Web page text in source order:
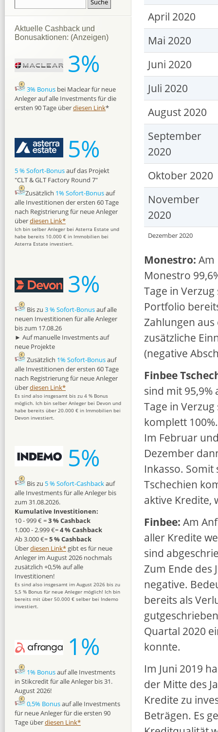
April 2020
Mai 2020
Juni 2020
Juli 2020
August 2020
September
2020
Oktober 2020
November
2020
Dezember 2020
Monestro: Am
Monestro
Tage in
Portfolio
Zahlungen
zusätzliche
(negative
Finbee
sind mit 95,9%
Tage in
komplett 100%.
Im Februar
Dezember
Inkasso.
Tschechien
aktive Kredite,
Finbee: Am
aller Kredite
sind
Zum Ende des
negative.
bereits als
Quartal 2020
konnte.
Im Juni 2019
der Mitte des
Kredite zu
Beträgen. Es
Aktuelle Cashback und
Bonusaktionen: (Anzeigen)
3%
3% Bonus bei Maclear für neue
Anleger auf alle Investments für die
ersten 90 Tage überdiesen Link*
5%
5 % Sofort-Bonusauf das Projekt
"CLT & GLT Factory Round 7"
Zusätzlich 1% Sofort-Bonusauf
alle Investitionen der ersten 60 Tage
nach Registrierung für neue Anleger
überdiesen Link*
Ich bin selber Anleger bei Asterra Estate und
habe bereits 10.000 € in Immobilien bei
Asterra Estate investiert.
3%
Bis zu 3 % Sofort-Bonusauf alle
neuen Investitionen für alle Anleger
bis zum 17.08.26
► Auf manuelle Investments auf
neue Projekte
Zusätzlich 1% Sofort-Bonusauf
alle Investitionen der ersten 60 Tage
nach Registrierung für neue Anleger
überdiesen Link*
Es sind also insgesamt bis zu 4 % Bonus
möglich. Ich bin selber Anleger bei Devon und
habe bereits über 20.000 € in Immobilien bei
Devon investiert.
5%
Bis zu 5 % Sofort-Cashbackauf
alle Investments für alle Anleger bis
zum 31.08.2026.
Kumulative Investitionen:
10 - 999 € =3 % Cashback
1.000 - 2.999 €=4 % Cashback
Ab 3.000 €=5 % Cashback
Überdiesen Link* gibt es für neue
Anleger im August 2026 nochmals
zusätzlich +0,5% auf alle
Investitionen!
Es sind also insgesamt im August 2026 bis zu
5,5 % Bonus für neue Anleger möglich! Ich bin
bereits mit über 50.000 € selber bei Indemo
investiert.
1%
1% Bonusauf alle Investments
in Stikcredit für alle Anleger bis 31.
August 2026!
0,5% Bonusauf alle Investments
für neue Anleger für die ersten 90
Tage überdiesen Link*